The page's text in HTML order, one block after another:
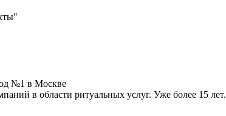
№1 в Москве
в области ритуальных услуг. Уже более 15 лет.